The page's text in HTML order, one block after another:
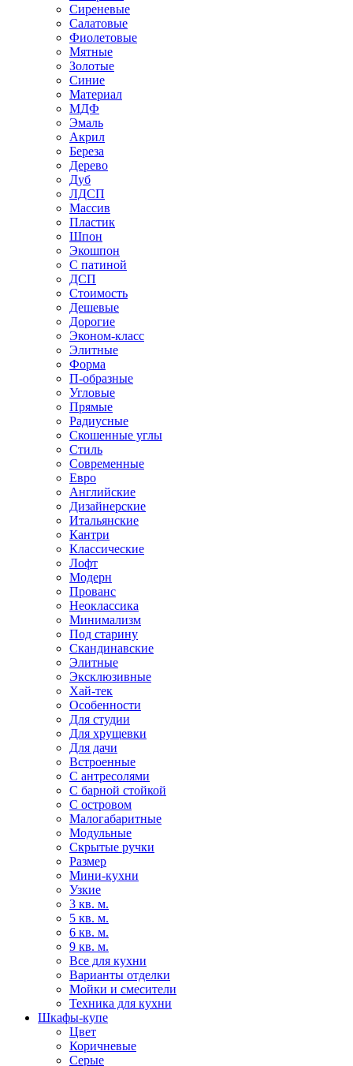
Сиреневые
Салатовые
Фиолетовые
Мятные
Золотые
Синие
Материал
МДФ
Эмаль
Акрил
Береза
Дерево
Дуб
ЛДСП
Массив
Пластик
Шпон
Экошпон
С патиной
ДСП
Стоимость
Дешевые
Дорогие
Эконом-класс
Элитные
Форма
П-образные
Угловые
Прямые
Радиусные
Скошенные углы
Стиль
Современные
Евро
Английские
Дизайнерские
Итальянские
Кантри
Классические
Лофт
Модерн
Прованс
Неоклассика
Минимализм
Под старину
Скандинавские
Элитные
Эксклюзивные
Хай-тек
Особенности
Для студии
Для хрущевки
Для дачи
Встроенные
С антресолями
С барной стойкой
С островом
Малогабаритные
Модульные
Скрытые ручки
Размер
Мини-кухни
Узкие
3 кв. м.
5 кв. м.
6 кв. м.
9 кв. м.
Все для кухни
Варианты отделки
Мойки и смесители
Техника для кухни
Шкафы-купе
Цвет
Коричневые
Серые